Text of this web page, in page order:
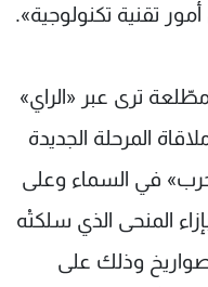
تقنية تكنولوجية».
ترى عبر «الراي»
المرحلة الجديدة
في السماء وعلى
المنحى الذي سلكتْه
وذلك على